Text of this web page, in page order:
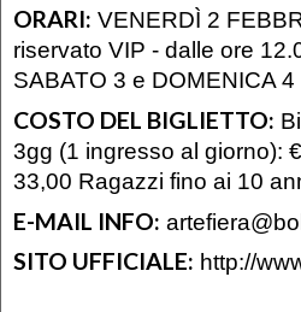
ORARI: VENERDÌ 2
riservato VIP - dalle ore
SABATO 3 e DOMENICA
COSTO DEL BIGLIETTO:
3gg (1 ingresso al giorno):
33,00 Ragazzi fino ai 10
E-MAIL INFO:
SITO UFFICIALE: http://